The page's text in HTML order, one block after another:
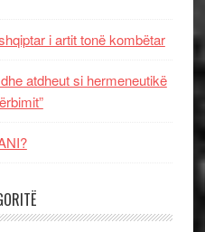
i artit tonë kombëtar
atdheut si hermeneutikë